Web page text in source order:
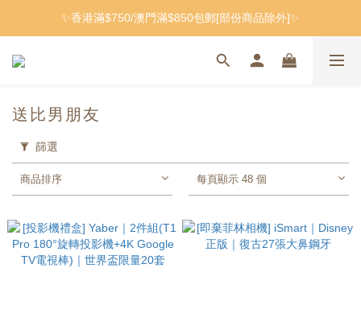
✨香港滿$750/澳門滿$850包郵[部份商品除外]✨
送比男朋友
篩選
商品排序 每頁顯示 48 個